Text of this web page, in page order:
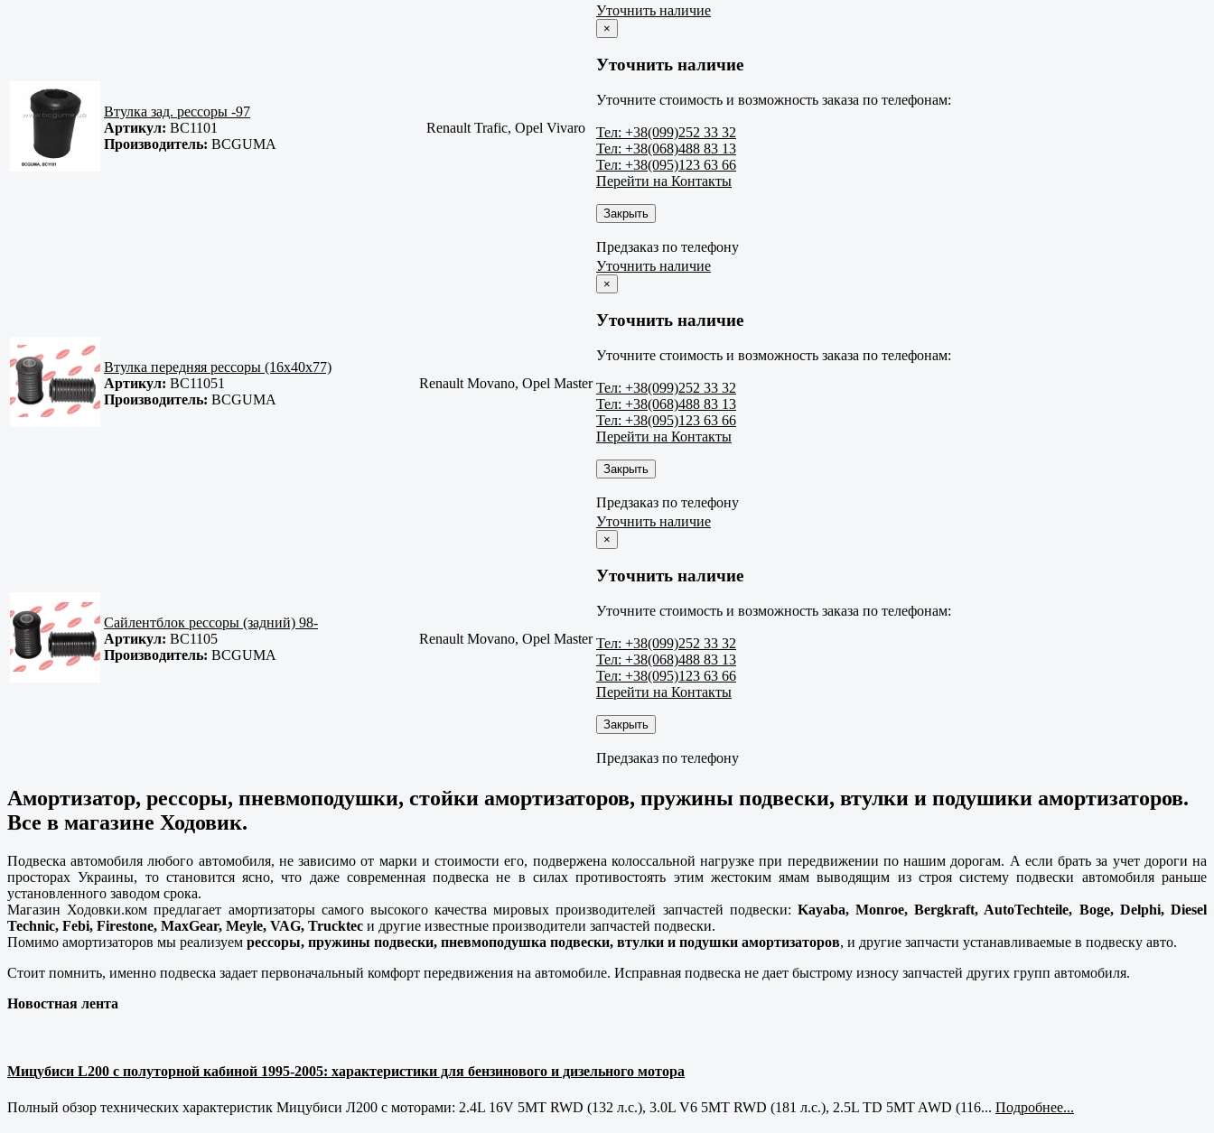
Втулка зад. рессоры -97
Артикул: BC1101
Производитель: BCGUMA
Renault Trafic, Opel Vivaro
Уточнить наличие
×
Уточнить наличие
Уточните стоимость и возможность заказа по телефонам:
Тел: +38(099)252 33 32
Тел: +38(068)488 83 13
Тел: +38(095)123 63 66
Перейти на Контакты
Закрыть
Предзаказ по телефону
Втулка передняя рессоры (16x40x77)
Артикул: BC11051
Производитель: BCGUMA
Renault Movano, Opel Master
Уточнить наличие
×
Уточнить наличие
Уточните стоимость и возможность заказа по телефонам:
Тел: +38(099)252 33 32
Тел: +38(068)488 83 13
Тел: +38(095)123 63 66
Перейти на Контакты
Закрыть
Предзаказ по телефону
Сайлентблок рессоры (задний) 98-
Артикул: BC1105
Производитель: BCGUMA
Renault Movano, Opel Master
Уточнить наличие
×
Уточнить наличие
Уточните стоимость и возможность заказа по телефонам:
Тел: +38(099)252 33 32
Тел: +38(068)488 83 13
Тел: +38(095)123 63 66
Перейти на Контакты
Закрыть
Предзаказ по телефону
Амортизатор, рессоры, пневмоподушки, стойки амортизаторов, пружины подвески, втулки и подушики амортизаторов.
Все в магазине Ходовик.
Подвеска автомобиля любого автомобиля, не зависимо от марки и стоимости его, подвержена колоссальной нагрузке при передвижении по нашим дорогам. А если брать за учет дороги на
просторах Украины, то становится ясно, что даже современная подвеска не в силах противостоять этим жестоким ямам выводящим из строя систему подвески автомобиля раньше
установленного заводом срока.
Магазин Ходовки.ком предлагает амортизаторы самого высокого качества мировых производителей запчастей подвески: Kayaba, Monroe, Bergkraft, AutoTechteile, Boge, Delphi, Diesel
Technic, Febi, Firestone, MaxGear, Meyle, VAG, Trucktec и другие известные производители запчастей подвески.
Помимо амортизаторов мы реализуем рессоры, пружины подвески, пневмоподушка подвески, втулки и подушки амортизаторов, и другие запчасти устанавливаемые в подвеску авто.
Стоит помнить, именно подвеска задает первоначальный комфорт передвижения на автомобиле. Исправная подвеска не дает быстрому износу запчастей других групп автомобиля.
Новостная лента
Мицубиси L200 с полуторной кабиной 1995-2005: характеристики для бензинового и дизельного мотора
Полный обзор технических характеристик Мицубиси Л200 с моторами: 2.4L 16V 5MT RWD (132 л.с.), 3.0L V6 5MT RWD (181 л.с.), 2.5L TD 5MT AWD (116... Подробнее...